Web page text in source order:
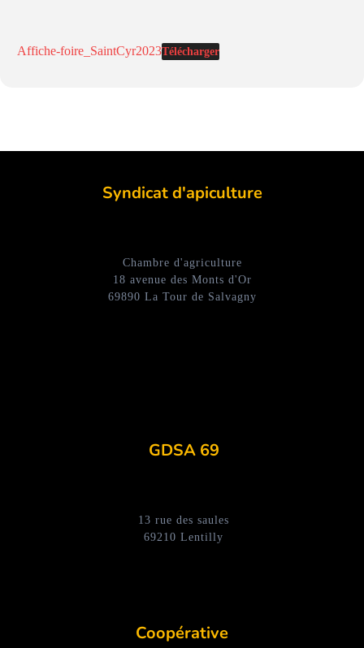
Affiche-foire_SaintCyr2023Télécharger
Syndicat d'apiculture
Chambre d'agriculture
18 avenue des Monts d'Or
69890 La Tour de Salvagny
GDSA 69
13 rue des saules
69210 Lentilly
Coopérative